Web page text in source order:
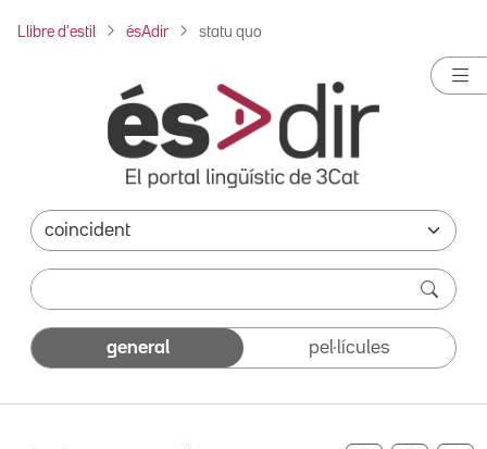
Llibre d'estil ésAdir statu quo
general pel·lícules